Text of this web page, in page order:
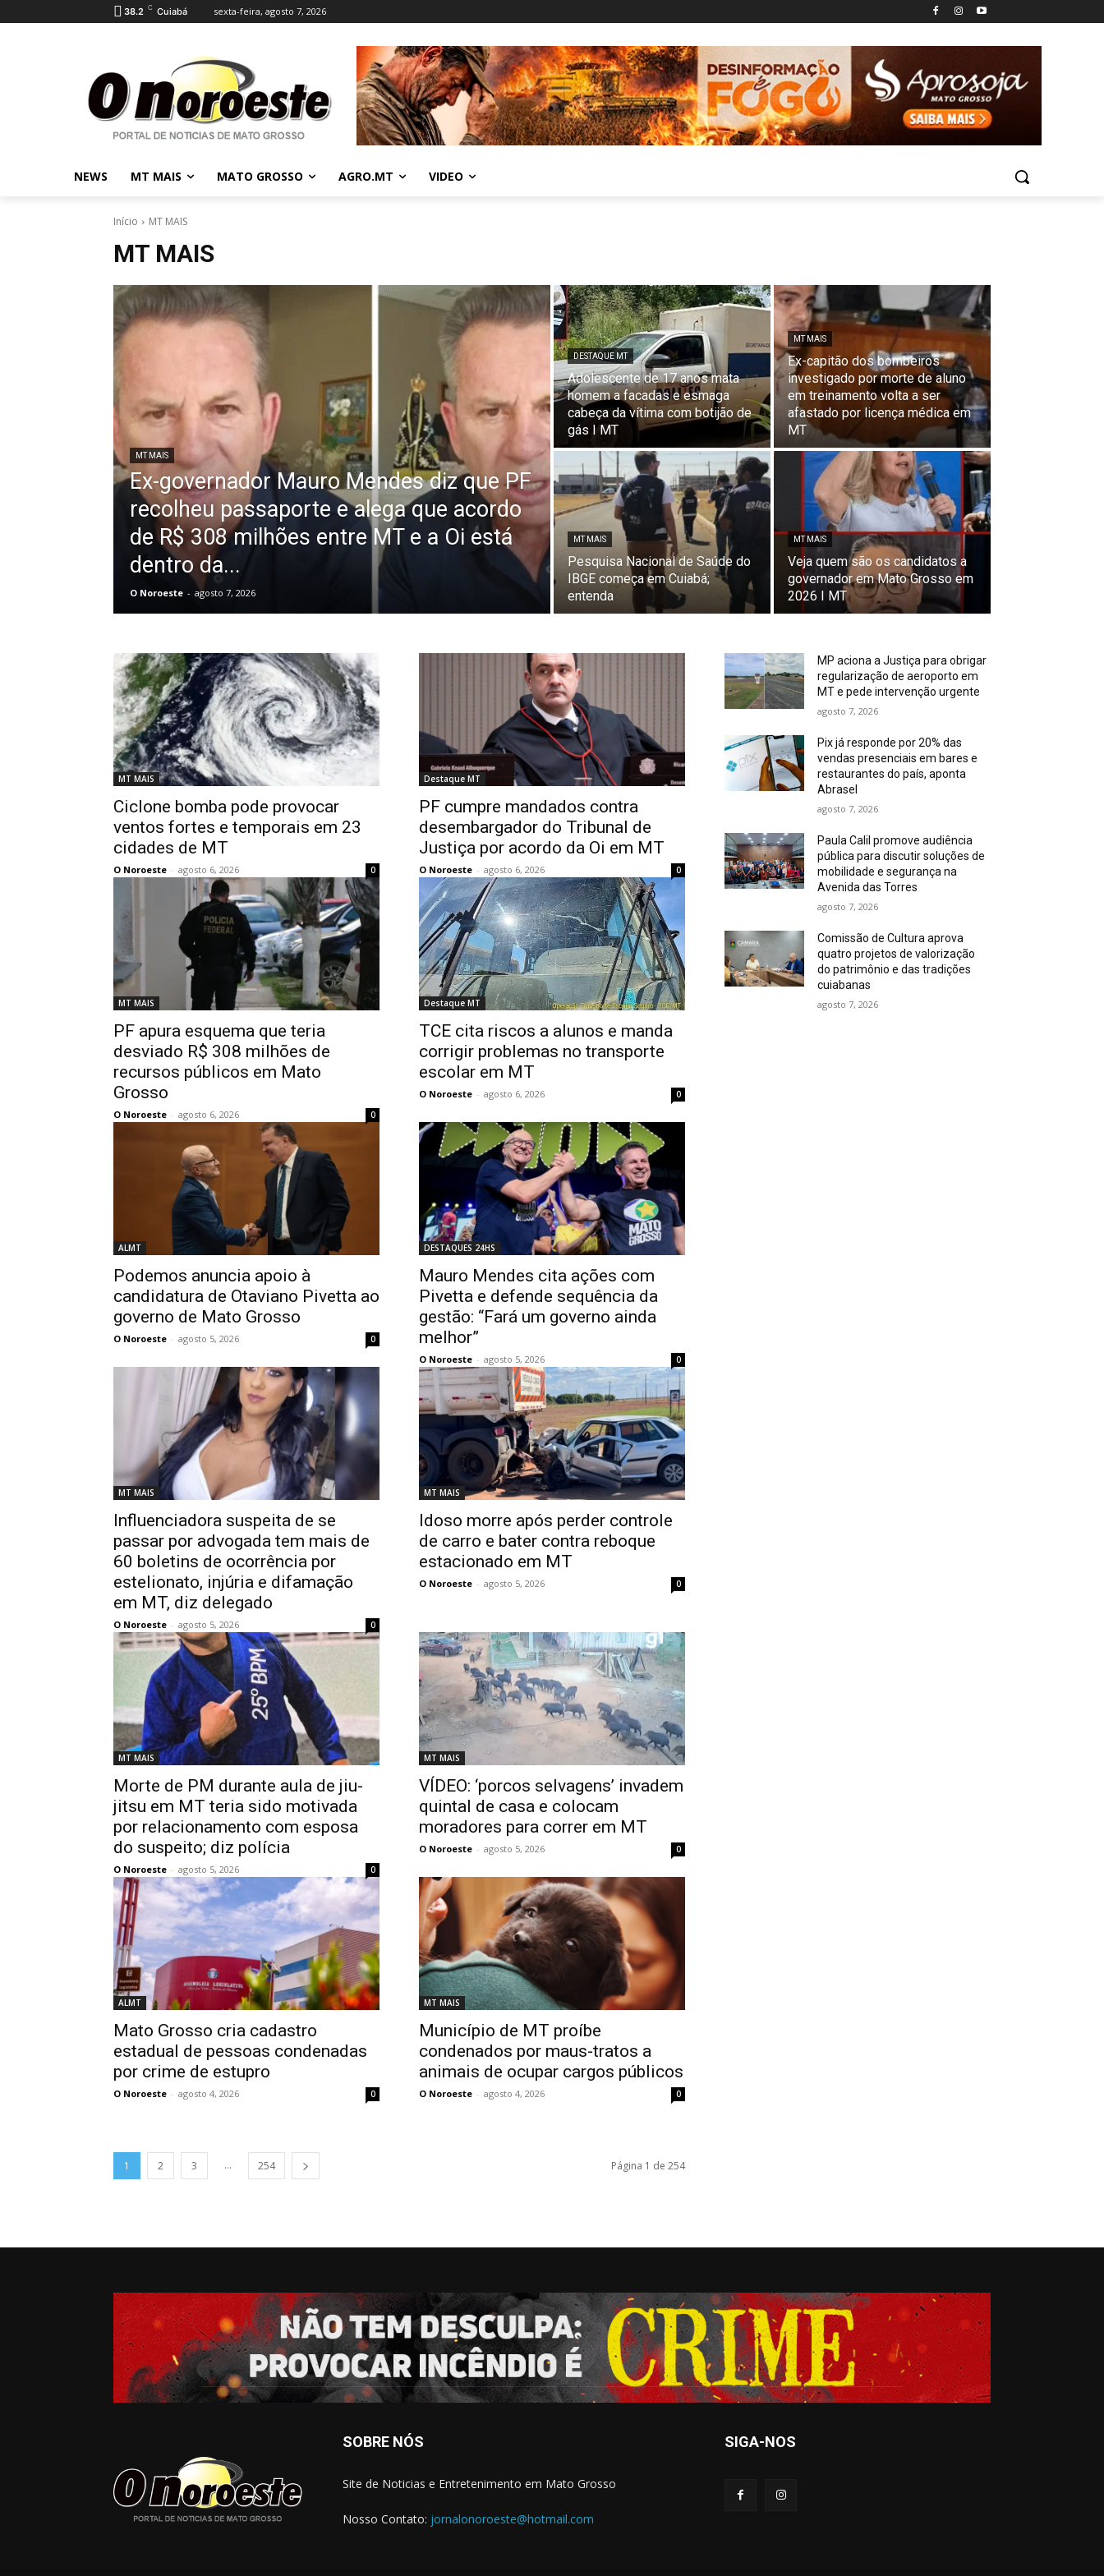
38.2 C Cuiabá sexta-feira, agosto 7, 2026
NEWS MT MAIS MATO GROSSO AGRO.MT VIDEO
Início MT MAIS
MT MAIS
MT MAIS
Ex-governador Mauro Mendes diz que PF
recolheu passaporte e alega que acordo
de R$ 308 milhões entre MT e a Oi está
dentro da...
O Noroeste - agosto 7, 2026
DESTAQUE MT
Adolescente de 17 anos mata
homem a facadas e esmaga
cabeça da vítima com botijão de
gás I MT
MT MAIS
Ex-capitão dos bombeiros
investigado por morte de aluno
em treinamento volta a ser
afastado por licença médica em
MT
MT MAIS
Pesquisa Nacional de Saúde do
IBGE começa em Cuiabá;
entenda
MT MAIS
Veja quem são os candidatos a
governador em Mato Grosso em
2026 I MT
MT MAIS
Ciclone bomba pode provocar
ventos fortes e temporais em 23
cidades de MT
O Noroeste - agosto 6, 2026 0
Destaque MT
PF cumpre mandados contra
desembargador do Tribunal de
Justiça por acordo da Oi em MT
O Noroeste - agosto 6, 2026 0
MT MAIS
PF apura esquema que teria
desviado R$ 308 milhões de
recursos públicos em Mato
Grosso
O Noroeste - agosto 6, 2026 0
Destaque MT
TCE cita riscos a alunos e manda
corrigir problemas no transporte
escolar em MT
O Noroeste - agosto 6, 2026 0
ALMT
Podemos anuncia apoio à
candidatura de Otaviano Pivetta ao
governo de Mato Grosso
O Noroeste - agosto 5, 2026 0
DESTAQUES 24HS
Mauro Mendes cita ações com
Pivetta e defende sequência da
gestão: “Fará um governo ainda
melhor”
O Noroeste - agosto 5, 2026 0
MT MAIS
Influenciadora suspeita de se
passar por advogada tem mais de
60 boletins de ocorrência por
estelionato, injúria e difamação
em MT, diz delegado
O Noroeste - agosto 5, 2026 0
MT MAIS
Idoso morre após perder controle
de carro e bater contra reboque
estacionado em MT
O Noroeste - agosto 5, 2026 0
MT MAIS
Morte de PM durante aula de jiu-
jitsu em MT teria sido motivada
por relacionamento com esposa
do suspeito; diz polícia
O Noroeste - agosto 5, 2026 0
MT MAIS
VÍDEO: ‘porcos selvagens’ invadem
quintal de casa e colocam
moradores para correr em MT
O Noroeste - agosto 5, 2026 0
ALMT
Mato Grosso cria cadastro
estadual de pessoas condenadas
por crime de estupro
O Noroeste - agosto 4, 2026 0
MT MAIS
Município de MT proíbe
condenados por maus-tratos a
animais de ocupar cargos públicos
O Noroeste - agosto 4, 2026 0
1 2 3 ... 254 Página 1 de 254
MP aciona a Justiça para obrigar
regularização de aeroporto em
MT e pede intervenção urgente
agosto 7, 2026
Pix já responde por 20% das
vendas presenciais em bares e
restaurantes do país, aponta
Abrasel
agosto 7, 2026
Paula Calil promove audiência
pública para discutir soluções de
mobilidade e segurança na
Avenida das Torres
agosto 7, 2026
Comissão de Cultura aprova
quatro projetos de valorização
do patrimônio e das tradições
cuiabanas
agosto 7, 2026
SOBRE NÓS
Site de Noticias e Entretenimento em Mato Grosso
Nosso Contato: jornalonoroeste@hotmail.com
SIGA-NOS